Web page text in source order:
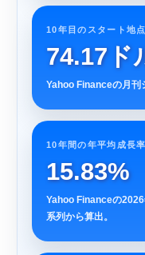
10年目のスタート地点
74.17ド
Yahoo Financeの月刊
10年間の年平均成長
15.83%
Yahoo Financeの
系列から算出。